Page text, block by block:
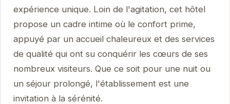
expérience unique. Loin de l'agitation, cet hôtel
propose un cadre intime où le confort prime,
appuyé par un accueil chaleureux et des services
de qualité qui ont su conquérir les cœurs de ses
nombreux visiteurs. Que ce soit pour une nuit ou
un séjour prolongé, l'établissement est une
invitation à la sérénité.